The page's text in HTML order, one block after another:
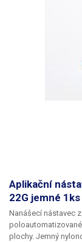
Aplikační
22G jemné 1ks
Nanášecí nástavec
plochy. Jemný